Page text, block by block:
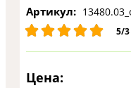
Артикул:
5/3
Цена: